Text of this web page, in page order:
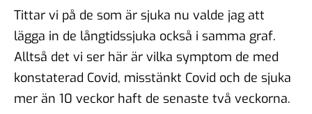
Tittar vi på de som är sjuka nu valde jag att
lägga in de långtidssjuka också i samma graf.
Alltså det vi ser här är vilka symptom de med
konstaterad Covid, misstänkt Covid och de sjuka
mer än 10 veckor haft de senaste två veckorna.